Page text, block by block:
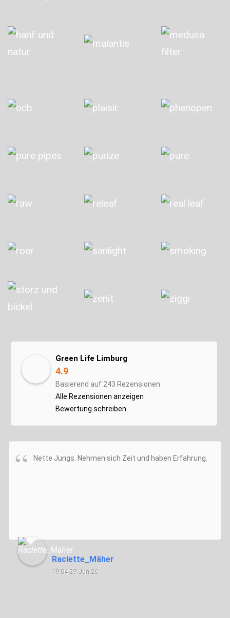
Green Life Limburg
4.9
Basierend auf 243 Rezensionen
Alle Rezensionen anzeigen
Bewertung schreiben
Nette Jungs. Nehmen sich Zeit und haben Erfahrung.
Raclette_Mäher
19:04 29 Jun 26